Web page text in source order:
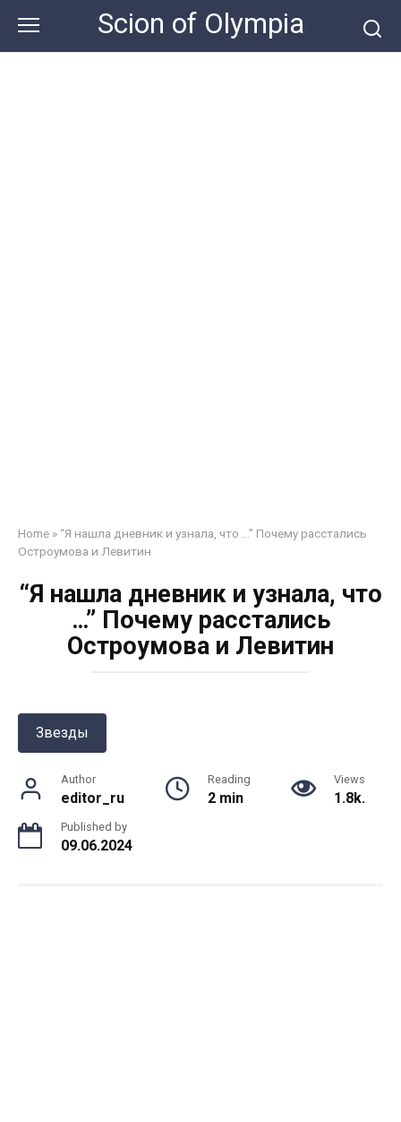
content
Scion of Olympia
Home » “Я нашла дневник и узнала, что …” Почему расстались
Остроумова и Левитин
“Я нашла дневник и узнала, что
…” Почему расстались
Остроумова и Левитин
Звезды
Author
editor_ru
Reading
2 min
Views
1.8k.
Published by
09.06.2024